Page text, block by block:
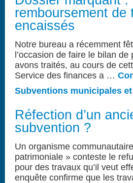
remboursement
encaissés
Notre bureau a récemment
l’occasion de faire le bilan
avons traités, au cours de
Service des finances a …
Subventions municipales
Réfection d’un
subvention ?
Un organisme
patrimoniale » conteste le
pour des travaux qu’il veut
enquête confirme que les